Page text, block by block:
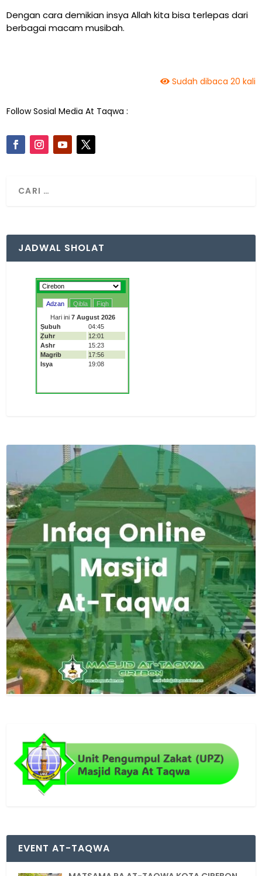
Dengan cara demikian insya Allah kita bisa terlepas dari
berbagai macam musibah.
Sudah dibaca 20 kali
Follow Sosial Media At Taqwa :
JADWAL SHOLAT
EVENT AT-TAQWA